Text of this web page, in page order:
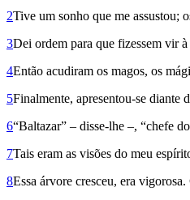
2Tive um sonho que me assustou;
3Dei ordem para que fizessem vir
4Então acudiram os magos, os
5Finalmente, apresentou-se diante
6“Baltazar” – disse-lhe –, “chefe
7Tais eram as visões do meu
8Essa árvore cresceu, era